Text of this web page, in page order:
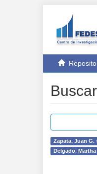
Buscar
Zapata, Juan G.
Delgado, Martha